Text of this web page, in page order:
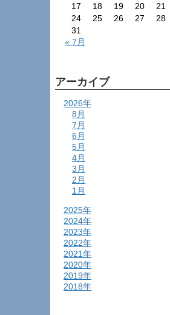
17
18 19 20 21
24
25 26 27 28
31
« 7月
アーカイブ
2026年
8月
7月
6月
5月
4月
3月
2月
1月
2025年
2024年
2023年
2022年
2021年
2020年
2019年
2018年